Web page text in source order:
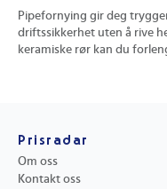
Pipefornying gir deg
driftssikkerhet uten å rive
keramiske rør kan du
Prisradar
Om oss
Kontakt oss